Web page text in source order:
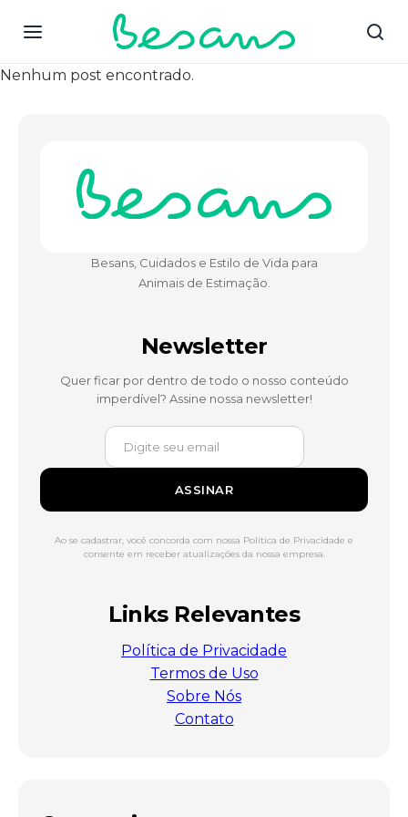
Nenhum post encontrado.
Besans, Cuidados e Estilo de Vida para
Animais de Estimação.
Newsletter
Quer ficar por dentro de todo o nosso conteúdo
imperdível? Assine nossa newsletter!
ASSINAR
Ao se cadastrar, você concorda com nossa Política de Privacidade e
consente em receber atualizações da nossa empresa.
Links Relevantes
Política de Privacidade
Termos de Uso
Sobre Nós
Contato